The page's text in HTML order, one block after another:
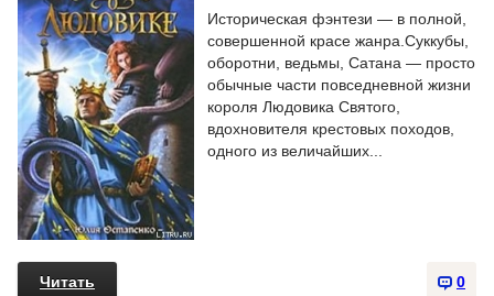
Историческая фэнтези — в полной,
совершенной красе жанра.Суккубы,
оборотни, ведьмы, Сатана — просто
обычные части повседневной жизни
короля Людовика Святого,
вдохновителя крестовых походов,
одного из величайших...
0
Читать